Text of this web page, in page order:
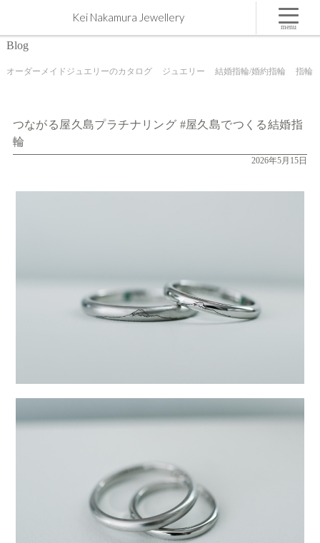
つながる屋久島プラチナリング #屋久島でつくる結婚指輪 | 屋久島,ジュエリー,オーダーメイドの
マリッジリング（結婚・婚約指輪）制作 | Kei Nakamura Jewellery Blog
Kei Nakamura Jewellery
Blog
オーダーメイドジュエリーのカタログ ジュエリー 結婚指輪/婚約指輪 指輪
つながる屋久島プラチナリング #屋久島でつくる結婚指
輪
2026年5月15日
menu